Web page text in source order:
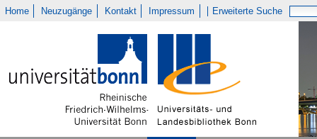
Home Neuzugänge Kontakt Impressum Erweiterte Suche